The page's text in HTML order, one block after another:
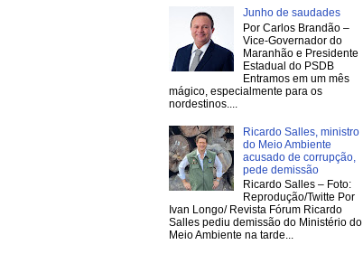
Junho de saudades
Por Carlos Brandão –
Vice-Governador do
Maranhão e Presidente
Estadual do PSDB
Entramos em um mês
mágico, especialmente para os
nordestinos....
Ricardo Salles, ministro
do Meio Ambiente
acusado de corrupção,
pede demissão
Ricardo Salles – Foto:
Reprodução/Twitte Por
Ivan Longo/ Revista Fórum Ricardo
Salles pediu demissão do Ministério do
Meio Ambiente na tarde...